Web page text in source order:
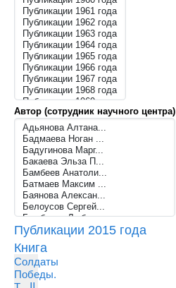
Автор (сотрудник научного центра)
Публикации 2015 года
Книга
Солдаты
Победы.